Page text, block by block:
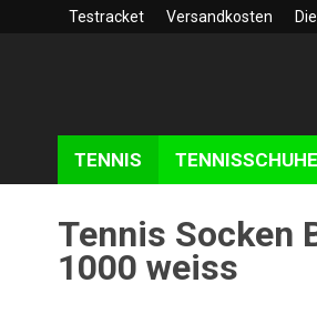
Testracket Versandkosten
TENNIS TENNISSCHUHE
Tennis Socken
1000 weiss